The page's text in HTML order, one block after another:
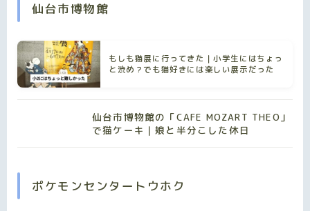
仙台市博物館
もしも猫展に行ってきた｜小学生にはちょっ
と渋め？でも猫好きには楽しい展示だった
仙台市博物館の「CAFE MOZART THEO」
で猫ケーキ｜娘と半分こした休日
ポケモンセンタートウホク